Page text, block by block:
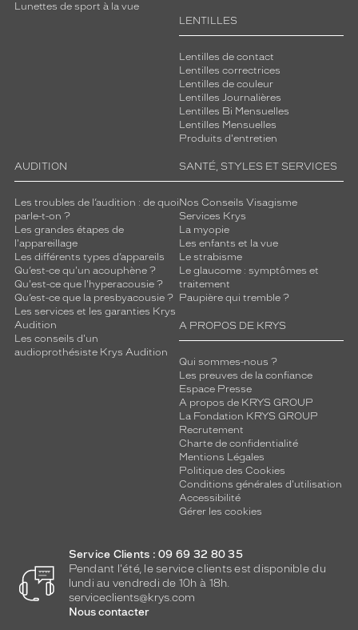
Lunettes de sport à la vue
LENTILLES
Lentilles de contact
Lentilles correctrices
Lentilles de couleur
Lentilles Journalières
Lentilles Bi Mensuelles
Lentilles Mensuelles
Produits d'entretien
AUDITION
Les troubles de l’audition : de quoi
parle-t-on ?
Les grandes étapes de
l'appareillage
Les différents types d’appareils
Qu’est-ce qu'un acouphène ?
Qu'est-ce que l'hyperacousie ?
Qu’est-ce que la presbyacousie ?
Les services et les garanties Krys
Audition
Les conseils d'un
audioprothésiste Krys Audition
SANTÉ, STYLES ET SERVICES
Nos Conseils Visagisme
Services Krys
La myopie
Les enfants et la vue
Le strabisme
Le glaucome : symptômes et
traitement
Paupière qui tremble ?
A PROPOS DE KRYS
Qui sommes-nous ?
Les preuves de la confiance
Espace Presse
A propos de KRYS GROUP
La Fondation KRYS GROUP
Recrutement
Charte de confidentialité
Mentions Légales
Politique des Cookies
Conditions générales d'utilisation
Accessibilité
Gérer les cookies
Service Clients : 09 69 32 80 35
Pendant l'été, le service clients est disponible du
lundi au vendredi de 10h à 18h.
serviceclients@krys.com
Nous contacter